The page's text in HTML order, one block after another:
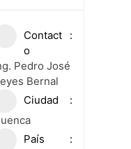
Contact
o
Pedro José
Bernal
Ciudad
País